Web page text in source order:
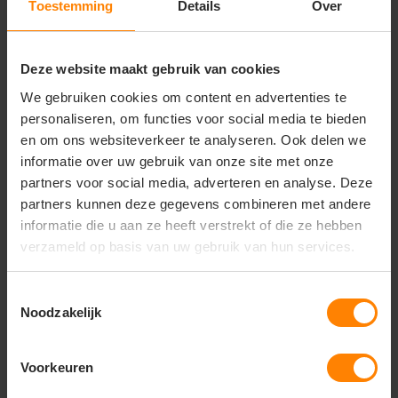
Toestemming Details Over
Deze website maakt gebruik van cookies
We gebruiken cookies om content en advertenties te
personaliseren, om functies voor social media te bieden
en om ons websiteverkeer te analyseren. Ook delen we
informatie over uw gebruik van onze site met onze
partners voor social media, adverteren en analyse. Deze
partners kunnen deze gegevens combineren met andere
informatie die u aan ze heeft verstrekt of die ze hebben
verzameld op basis van uw gebruik van hun services.
Noodzakelijk
Voorkeuren
betrouwbare en kwalitatieve basis. De comfortabele
binnenzijde voelt zacht en warm aan, terwijl de
representatief te blijven. Verkrijgbaar in meerdere
kleuren, zodat je altijd een uitvoering vindt die
aansluit bij jouw huisstijl of wensen. Kortom: de Delta
sweater combineert
duurzame kwaliteiten professionele uitstraling –
de perfecte keuze voor iedereen die op zoek is naar
premium promotiekleding of comfortabele
dagelijkse wear.
op met onze
call +31(0)418 511 972